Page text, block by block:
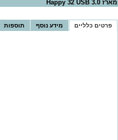
מארז Happy 32 USB 3.0
פרטים כלליים מידע נוסף תוספות